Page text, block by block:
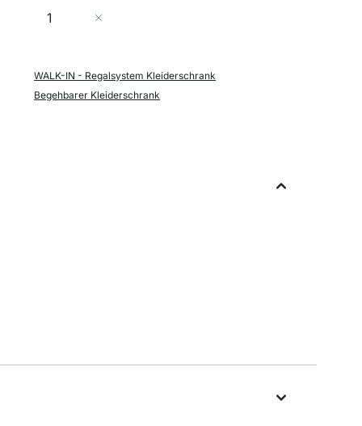
Menge
WALK-IN - Regalsystem Kleiderschrank
Begehbarer Kleiderschrank